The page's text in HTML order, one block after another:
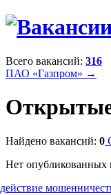
Всего вакансий: 316
ПАО «Газпром» →
Найдено вакансий: 0
Нет опубликованных